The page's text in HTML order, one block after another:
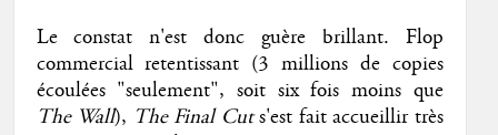
Le constat n'est donc guère brillant. Flop
commercial retentissant (3 millions de copies
écoulées "seulement", soit six fois moins que
The Wall), The Final Cuts'est fait accueillir très